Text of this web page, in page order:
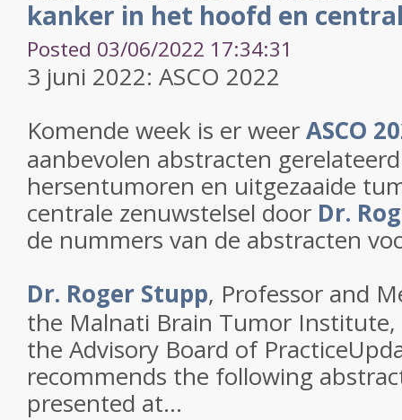
kanker in het hoofd en
Posted 03/06/2022 17:34:31
3 juni 2022: ASCO 2022
Komende week is er weerASCO
aanbevolen abstracten
hersentumoren en uitgezaaide
centrale zenuwstelsel door Dr.
de nummers van de abstracten
Dr. Roger Stupp, Professor and
the Malnati Brain Tumor
the Advisory Board of
recommends the following
presented at...